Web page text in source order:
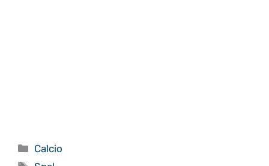
Categorie
Calcio